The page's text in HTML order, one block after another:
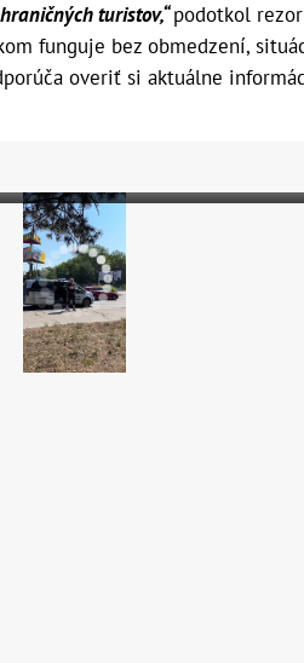
turistov,“podotkol
funguje bez obmedzení,
overiť si aktuálne